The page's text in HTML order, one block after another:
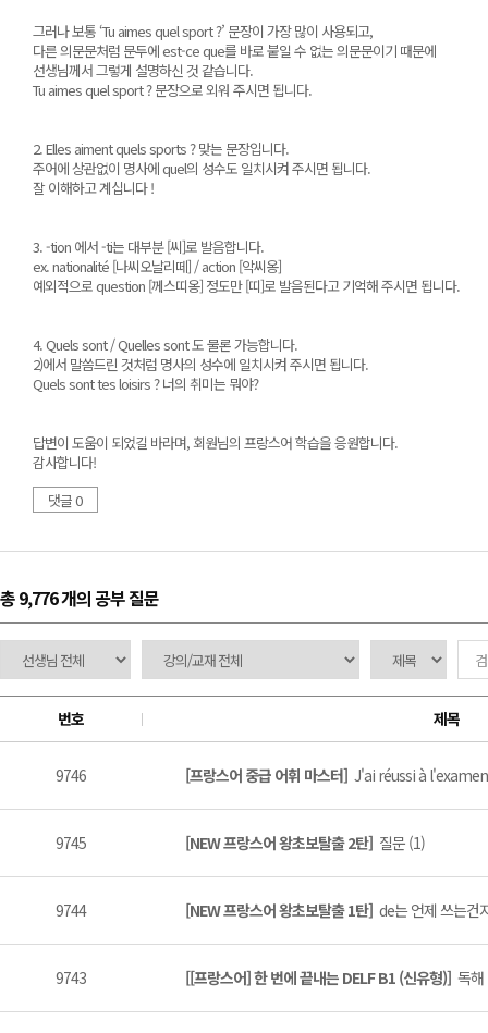
그러나 보통 ‘Tu aimes quel sport ?’ 문장이 가장 많이 사용되고,
다른 의문문처럼 문두에 est-ce que를 바로 붙일 수 없는 의문문이기 때문에
선생님께서 그렇게 설명하신 것 같습니다.
Tu aimes quel sport ? 문장으로 외워 주시면 됩니다.
2. Elles aiment quels sports ? 맞는 문장입니다.
주어에 상관없이 명사에 quel의 성수도 일치시켜 주시면 됩니다.
잘 이해하고 계십니다 !
3. -tion 에서 -ti는 대부분 [씨]로 발음합니다.
ex. nationalité [나씨오날리떼] / action [악씨옹]
예외적으로 question [께스띠옹] 정도만 [띠]로 발음된다고 기억해 주시면 됩니다.
4. Quels sont / Quelles sont 도 물론 가능합니다.
2)에서 말씀드린 것처럼 명사의 성수에 일치시켜 주시면 됩니다.
Quels sont tes loisirs ? 너의 취미는 뭐야?
답변이 도움이 되었길 바라며, 회원님의 프랑스어 학습을 응원합니다.
감사합니다!
댓글 0
총 9,776 개의 공부 질문
번호 제목
9746 [프랑스어 중급 어휘 마스터] J'ai réussi à
9745 [NEW 프랑스어 왕초보탈출 2탄] 질문 (1)
9744 [NEW 프랑스어 왕초보탈출 1탄] de는 언제 쓰는건
9743 [[프랑스어] 한 번에 끝내는 DELF B1 (신유형)] 독